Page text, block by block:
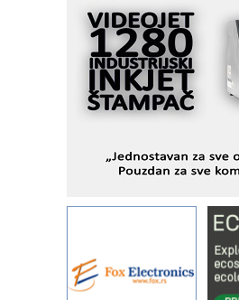
Fleksibilno stezanje i
podešavanje u
KIP KOP – napredna
savremene industrijske
objekte
Alba d.o.o. – 35 godina
IBeRTIM - oprema za
STAUFF –
povećavaju
YAMADA pumpe –
pouzdanost u transferu